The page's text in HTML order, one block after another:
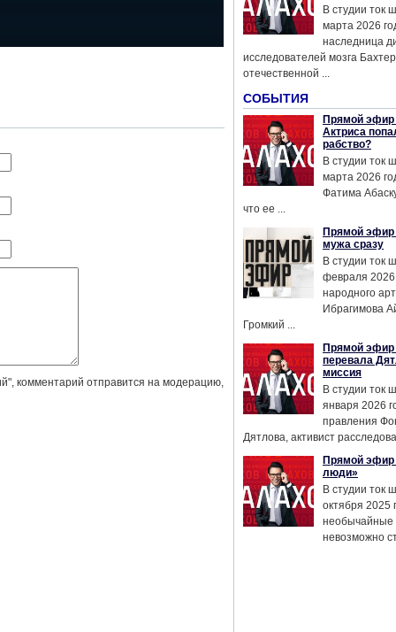
комментарий отправится на модерацию,
В студии ток
марта 2026
наследница
исследователей мозга
отечественной ...
СОБЫТИЯ
Прямой
Актриса
рабство?
В студии ток
марта 2026
Фатима
что ее ...
Прямой
мужа сразу
В студии ток
февраля
народного
Ибрагимова
Громкий ...
Прямой
перевала
миссия
В студии ток
января 2026
правления
Дятлова, активист
Прямой эфир
люди»
В студии ток
октября 2025
необычайные
невозможно